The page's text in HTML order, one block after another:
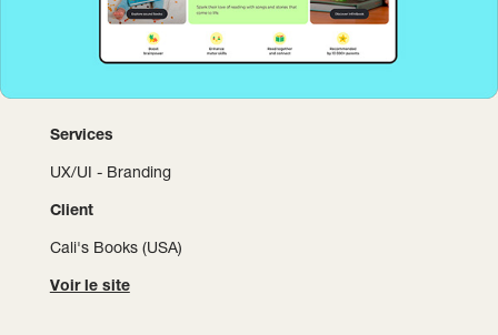
Services
UX/UI - Branding
Client
Cali's Books (USA)
Voir le site